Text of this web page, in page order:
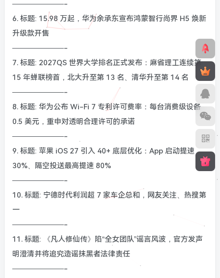
———————-
6. 标题: 15.98 万起，华为余承东宣布鸿蒙智行尚界 H5 焕新
升级款开售
———————-
7. 标题: 2027QS 世界大学排名正式发布：麻省理工连续第
15 年蝉联榜首，北大升至第 13 名、清华升至第 14 名
———————-
8. 标题: 华为公布 Wi-Fi 7 专利许可费率：每台消费级设备
0.5 美元，重申对透明合理许可的承诺
———————-
9. 标题: 苹果 iOS 27 引入 40+ 底层优化：App 启动提速
30%、隔空投送最高提速 80%
———————-
10. 标题: 宁德时代利润超 7 家车企总和，网友关注、热搜第
一
———————-
11. 标题: 《凡人修仙传》陷“全女团队”谣言风波，官方发声
明澄清并将追究造谣抹黑者法律责任
———————-